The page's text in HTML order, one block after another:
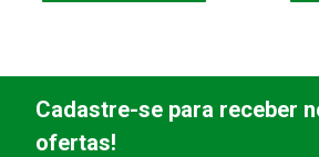
Cadastre-se para receber
ofertas!